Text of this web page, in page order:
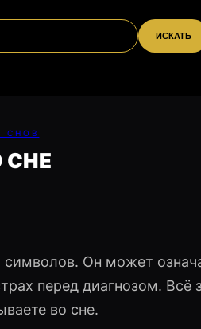
ИСКАТЬ
СНОВ
СНЕ
Он может
перед диагнозом. Всё
во сне.